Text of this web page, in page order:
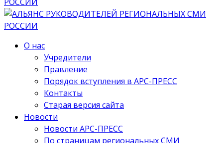
О нас
Учредители
Правление
Порядок вступления в АРС-ПРЕСС
Контакты
Старая версия сайта
Новости
Новости АРС-ПРЕСС
По страницам региональных СМИ